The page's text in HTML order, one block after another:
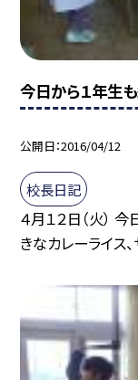
今日から１年生も
公開日 2016/04/12
校長日記
４月１２日（火）
きなカレーライス